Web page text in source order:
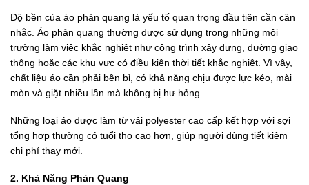
Độ bền của áo phản quang là yếu tố quan trọng đầu tiên cần cân
nhắc. Áo phản quang thường được sử dụng trong những môi
trường làm việc khắc nghiệt như công trình xây dựng, đường giao
thông hoặc các khu vực có điều kiện thời tiết khắc nghiệt. Vì vậy,
chất liệu áo cần phải bền bỉ, có khả năng chịu được lực kéo, mài
mòn và giặt nhiều lần mà không bị hư hỏng.
Những loại áo được làm từ vải polyester cao cấp kết hợp với sợi
tổng hợp thường có tuổi thọ cao hơn, giúp người dùng tiết kiệm
chi phí thay mới.
2. Khả Năng Phản Quang